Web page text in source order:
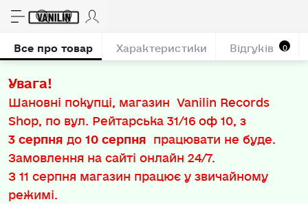
Увага!
Шановні покупці, магазин Vanilin Records
Shop, по вул. Рейтарська 31/16 оф 10, з
3 серпня до10 серпня працювати не буде.
Замовлення на сайті онлайн 24/7.
З11 серпня магазин працює у звичайному
режимі.
Все про товар Характеристики Відгуків 0